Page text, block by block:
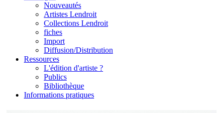
Nouveautés
Artistes Lendroit
Collections Lendroit
fiches
Import
Diffusion/Distribution
Ressources
L'édition d'artiste ?
Publics
Bibliothèque
Informations pratiques